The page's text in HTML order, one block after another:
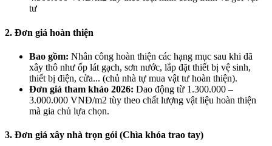
tư
2. Đơn giá hoàn thiện
Bao gồm: Nhân công hoàn thiện các hạng mục sau khi đã
xây thô như ốp lát gạch, sơn nước, lắp đặt thiết bị vệ sinh,
thiết bị điện, cửa... (chủ nhà tự mua vật tư hoàn thiện).
Đơn giá tham khảo 2026: Dao động từ 1.300.000 –
3.000.000 VNĐ/m2 tùy theo chất lượng vật liệu hoàn thiện
mà gia chủ lựa chọn.
3. Đơn giá xây nhà trọn gói (Chìa khóa trao tay)